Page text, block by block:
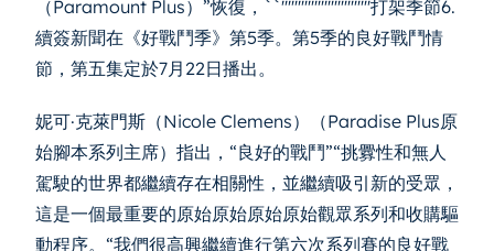
（Paramount Plus）”恢復，``'''''''''''''''''''''''''''打架季節6.
續簽新聞在《好戰鬥季》第5季。第5季的良好戰鬥情
節，第五集定於7月22日播出。
妮可·克萊門斯（Nicole Clemens）（Paradise Plus原
始腳本系列主席）指出，“良好的戰鬥”“挑釁性和無人
駕駛的世界都繼續存在相關性，並繼續吸引新的受眾，
這是一個最重要的原始原始原始原始觀眾系列和收購驅
動程序。“我們很高興繼續進行第六次系列賽的良好戰